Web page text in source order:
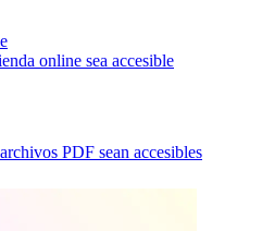
online sea accesible
PDF sean accesibles